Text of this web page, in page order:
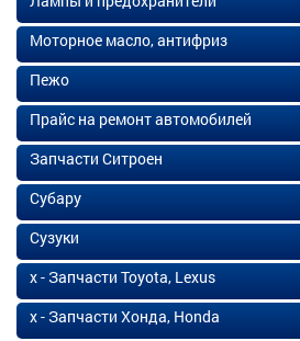
Моторное масло, антифриз
Пежо
Прайс на ремонт автомобилей
Запчасти Ситроен
Субару
Сузуки
х - Запчасти Toyota, Lexus
х - Запчасти Хонда, Honda